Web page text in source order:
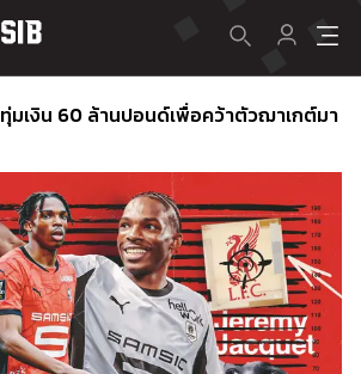
มเงิน 60 ล้านปอนด์เพื่อคว้าตัวฌาเกต์มา